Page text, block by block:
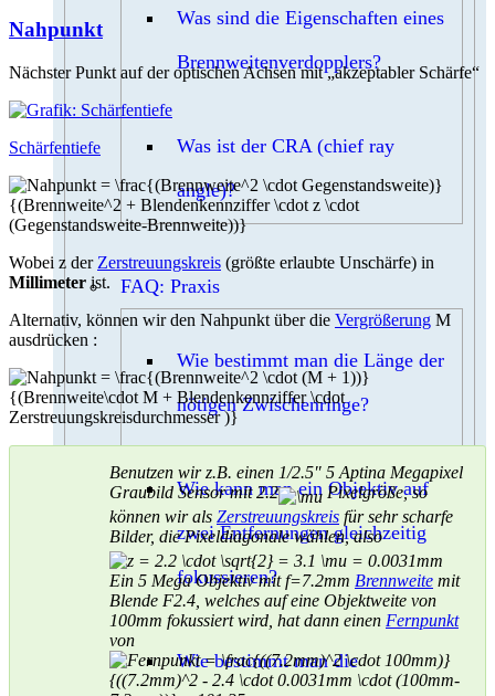
Was sind die Eigenschaften eines
Brennweitenverdopplers?
Was ist der CRA (chief ray
angle)?
FAQ: Praxis
Wie bestimmt man die Länge der
nötigen Zwischenringe?
Wie kann man ein Objektiv auf
zwei Entfernungen gleichzeitig
fokussieren?
Wie bestimmt man die
Nahpunkt
Nächster Punkt auf der optischen Achsen mit „akzeptabler Schärfe“
Schärfentiefe
Wobei z der Zerstreuungskreis (größte erlaubte Unschärfe) in
Millimeterist.
Alternativ, können wir den Nahpunkt über die Vergrößerung M
ausdrücken :
Benutzen wir z.B. einen 1/2.5″ 5 Aptina Megapixel
Graubild Sensor mit 2.2
Pixelgröße, so
können wir als Zerstreuungskreis für sehr scharfe
Bilder, die Pixeldiagonale wählen, also
Ein 5 Mega Objektiv mit f=7.2mm Brennweite mit
Blende F2.4, welches auf eine Objektweite von
100mm fokussiert wird, hat dann einen Fernpunkt
von